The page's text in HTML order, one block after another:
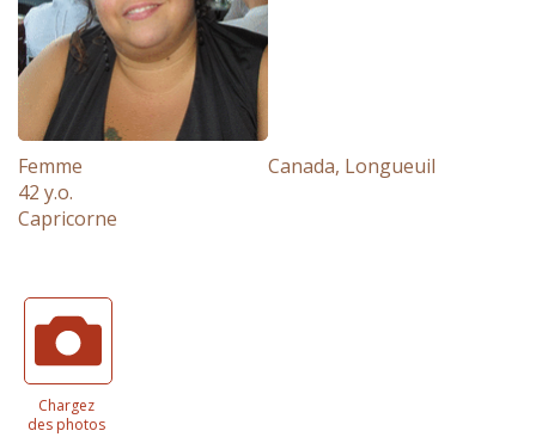
Femme
42 y.o.
Capricorne
Canada, Longueuil
Chargez
des photos